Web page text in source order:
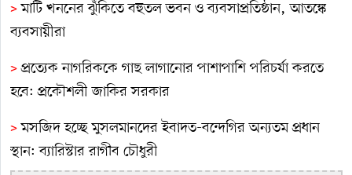
>মাটি খননের ঝুঁকিতে বহুতল ভবন ও ব্যবসাপ্রতিষ্ঠান, আতঙ্কে
ব্যবসায়ীরা
>প্রত্যেক নাগরিককে গাছ লাগানোর পাশাপাশি পরিচর্যা করতে
হবে: প্রকৌশলী জাকির সরকার
>মসজিদ হচ্ছে মুসলমানদের ইবাদত-বন্দেগির অন্যতম প্রধান
স্থান: ব্যারিস্টার রাগীব চৌধুরী